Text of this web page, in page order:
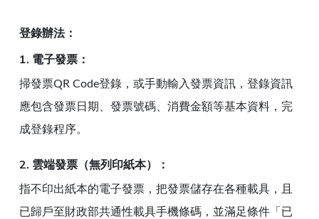
登錄辦法：
1. 電子發票：
掃發票QR Code登錄，或手動輸入發票資訊，登錄資訊
應包含發票日期、發票號碼、消費金額等基本資料，完
成登錄程序。
2. 雲端發票（無列印紙本）：
指不印出紙本的電子發票，把發票儲存在各種載具，且
已歸戶至財政部共通性載具手機條碼，並滿足條件「已